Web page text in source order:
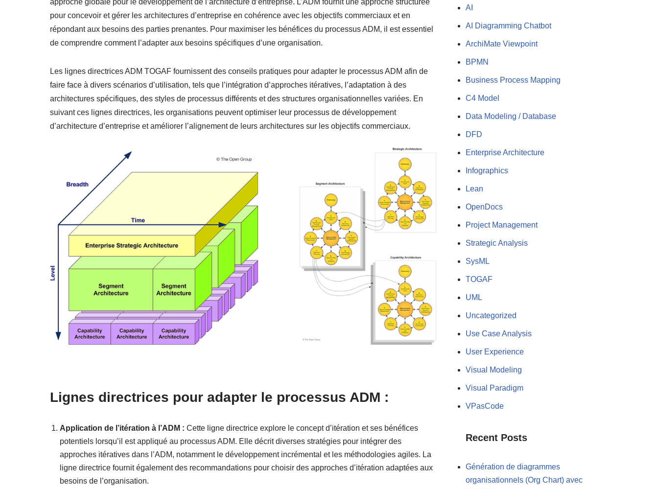
approche globale pour le développement de l’architecture d’entreprise. L’ADM fournit une approche structurée
pour concevoir et gérer les architectures d’entreprise en cohérence avec les objectifs commerciaux et en
répondant aux besoins des parties prenantes. Pour maximiser les bénéfices du processus ADM, il est essentiel
de comprendre comment l’adapter aux besoins spécifiques d’une organisation.
Les lignes directrices ADM TOGAF fournissent des conseils pratiques pour adapter le processus ADM afin de
faire face à divers scénarios d’utilisation, tels que l’intégration d’approches itératives, l’adaptation à des
architectures spécifiques, des styles de processus différents et des structures organisationnelles variées. En
suivant ces lignes directrices, les organisations peuvent optimiser leur processus de développement
d’architecture d’entreprise et améliorer l’alignement de leurs architectures sur les objectifs commerciaux.
Lignes directrices pour adapter le processus ADM :
Application de l’itération à l’ADM : Cette ligne directrice explore le concept d’itération et ses bénéfices
potentiels lorsqu’il est appliqué au processus ADM. Elle décrit diverses stratégies pour intégrer des
approches itératives dans l’ADM, notamment le développement incrémental et les méthodologies agiles. La
ligne directrice fournit également des recommandations pour choisir des approches d’itération adaptées aux
besoins de l’organisation.
AI
AI Diagramming Chatbot
ArchiMate Viewpoint
BPMN
Business Process Mapping
C4 Model
Data Modeling / Database
DFD
Enterprise Architecture
Infographics
Lean
OpenDocs
Project Management
Strategic Analysis
SysML
TOGAF
UML
Uncategorized
Use Case Analysis
User Experience
Visual Modeling
Visual Paradigm
VPasCode
Recent Posts
Génération de diagrammes
organisationnels (Org Chart) avec